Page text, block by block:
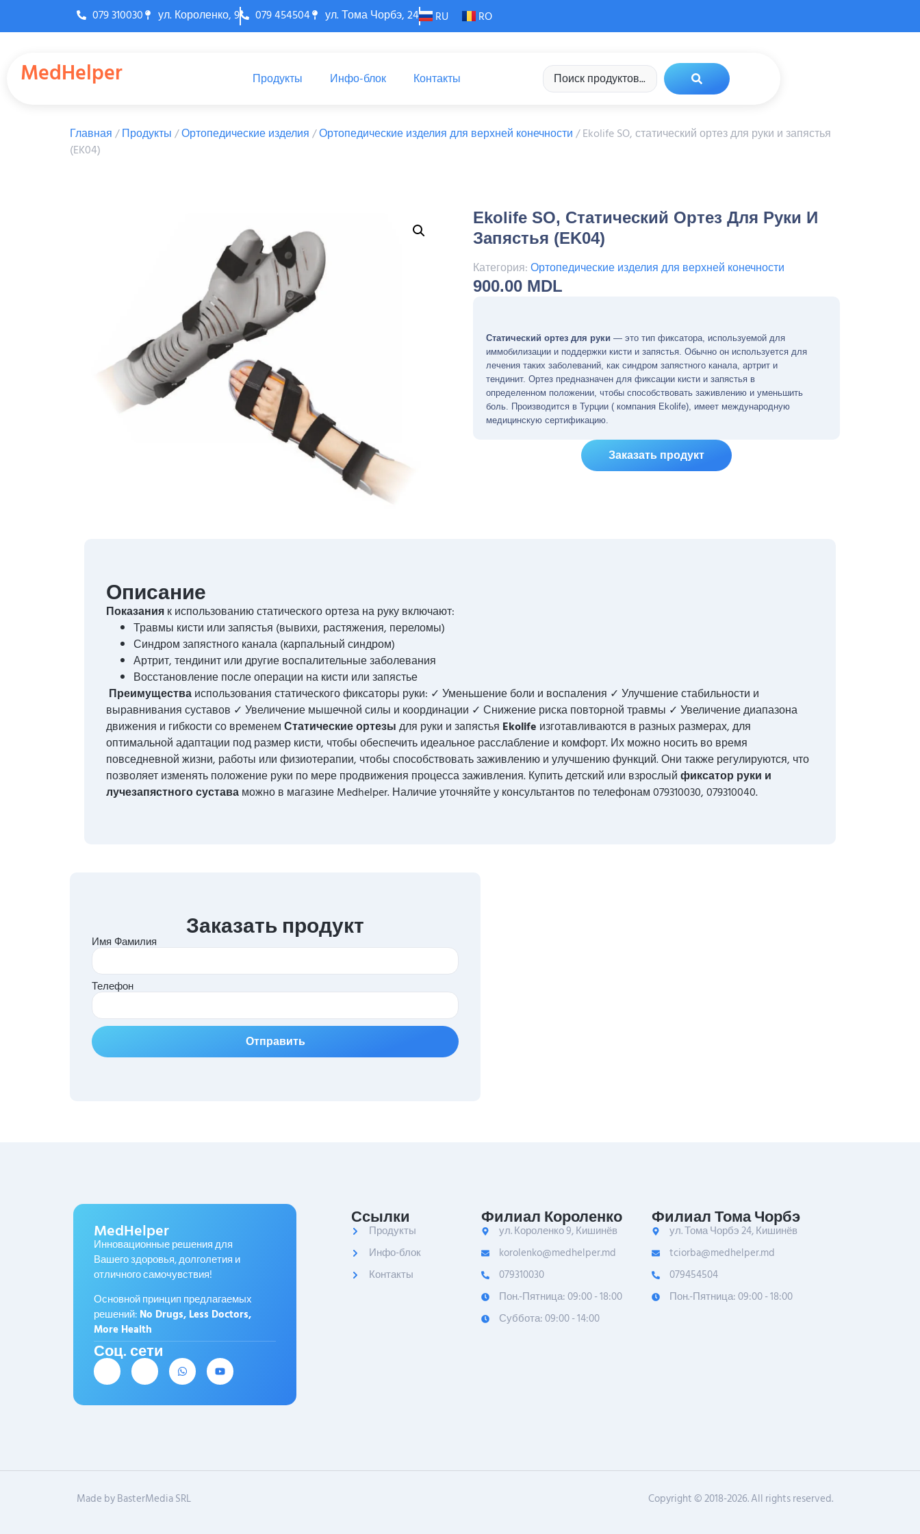
079 310030 ул. Короленко, 9 079 454504 ул. Тома Чорбэ, 24 RU RO
MedHelper Продукты Инфо-блок Контакты
Главная/Продукты/Ортопедические изделия/Ортопедические изделия для верхней конечности/ Ekolife SO, статический ортез для руки и запястья
(EK04)
Ekolife SO, Статический Ортез Для Руки И
Запястья (EK04)
Категория:Ортопедические изделия для верхней конечности
900.00 MDL
Статический ортез для руки — это тип фиксатора, используемой для
иммобилизации и поддержки кисти и запястья. Обычно он используется для
лечения таких заболеваний, как синдром запястного канала, артрит и
тендинит. Ортез предназначен для фиксации кисти и запястья в
определенном положении, чтобы способствовать заживлению и уменьшить
боль. Производится в Турции ( компания Ekolife), имеет международную
медицинскую сертификацию.
Заказать продукт
Описание
Показанияк использованию статического ортеза на руку включают:
Травмы кисти или запястья (вывихи, растяжения, переломы)
Синдром запястного канала (карпальный синдром)
Артрит, тендинит или другие воспалительные заболевания
Восстановление после операции на кисти или запястье
Преимуществаиспользования статического фиксаторы руки: ✓ Уменьшение боли и воспаления ✓ Улучшение стабильности и
выравнивания суставов ✓ Увеличение мышечной силы и координации ✓ Снижение риска повторной травмы ✓ Увеличение диапазона
движения и гибкости со временемСтатические ортезыдля руки и запястья Ekolife изготавливаются в разных размерах, для
оптимальной адаптации под размер кисти, чтобы обеспечить идеальное расслабление и комфорт. Их можно носить во время
повседневной жизни, работы или физиотерапии, чтобы способствовать заживлению и улучшению функций. Они также регулируются, что
позволяет изменять положение руки по мере продвижения процесса заживления. Купить детский или взрослыйфиксатор руки и
лучезапястного суставаможно в магазине Medhelper. Наличие уточняйте у консультантов по телефонам 079310030, 079310040.
Заказать продукт
Имя Фамилия
Телефон
Отправить
MedHelper
Инновационные решения для
Вашего здоровья, долголетия и
отличного самочувствия!
Основной принцип предлагаемых
решений: No Drugs, Less Doctors,
More Health
Соц. сети
Ссылки
Продукты
Инфо-блок
Контакты
Филиал Короленко
ул. Короленко 9, Кишинёв
korolenko@medhelper.md
079310030
Пон.-Пятница: 09:00 - 18:00
Суббота: 09:00 - 14:00
Филиал Тома Чорбэ
ул. Тома Чорбэ 24, Кишинёв
tciorba@medhelper.md
079454504
Пон.-Пятница: 09:00 - 18:00
Made by BasterMedia SRL Copyright © 2018-2026. All rights reserved.